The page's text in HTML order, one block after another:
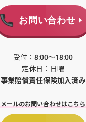
お問い合わせ
受付：8:00～18:00
定休日：日曜
事業賠償責任保険加入済み
メールのお問い合わせはこちら